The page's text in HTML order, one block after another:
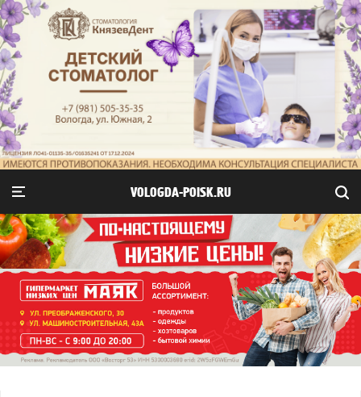
VOLOGDA-POISK.RU